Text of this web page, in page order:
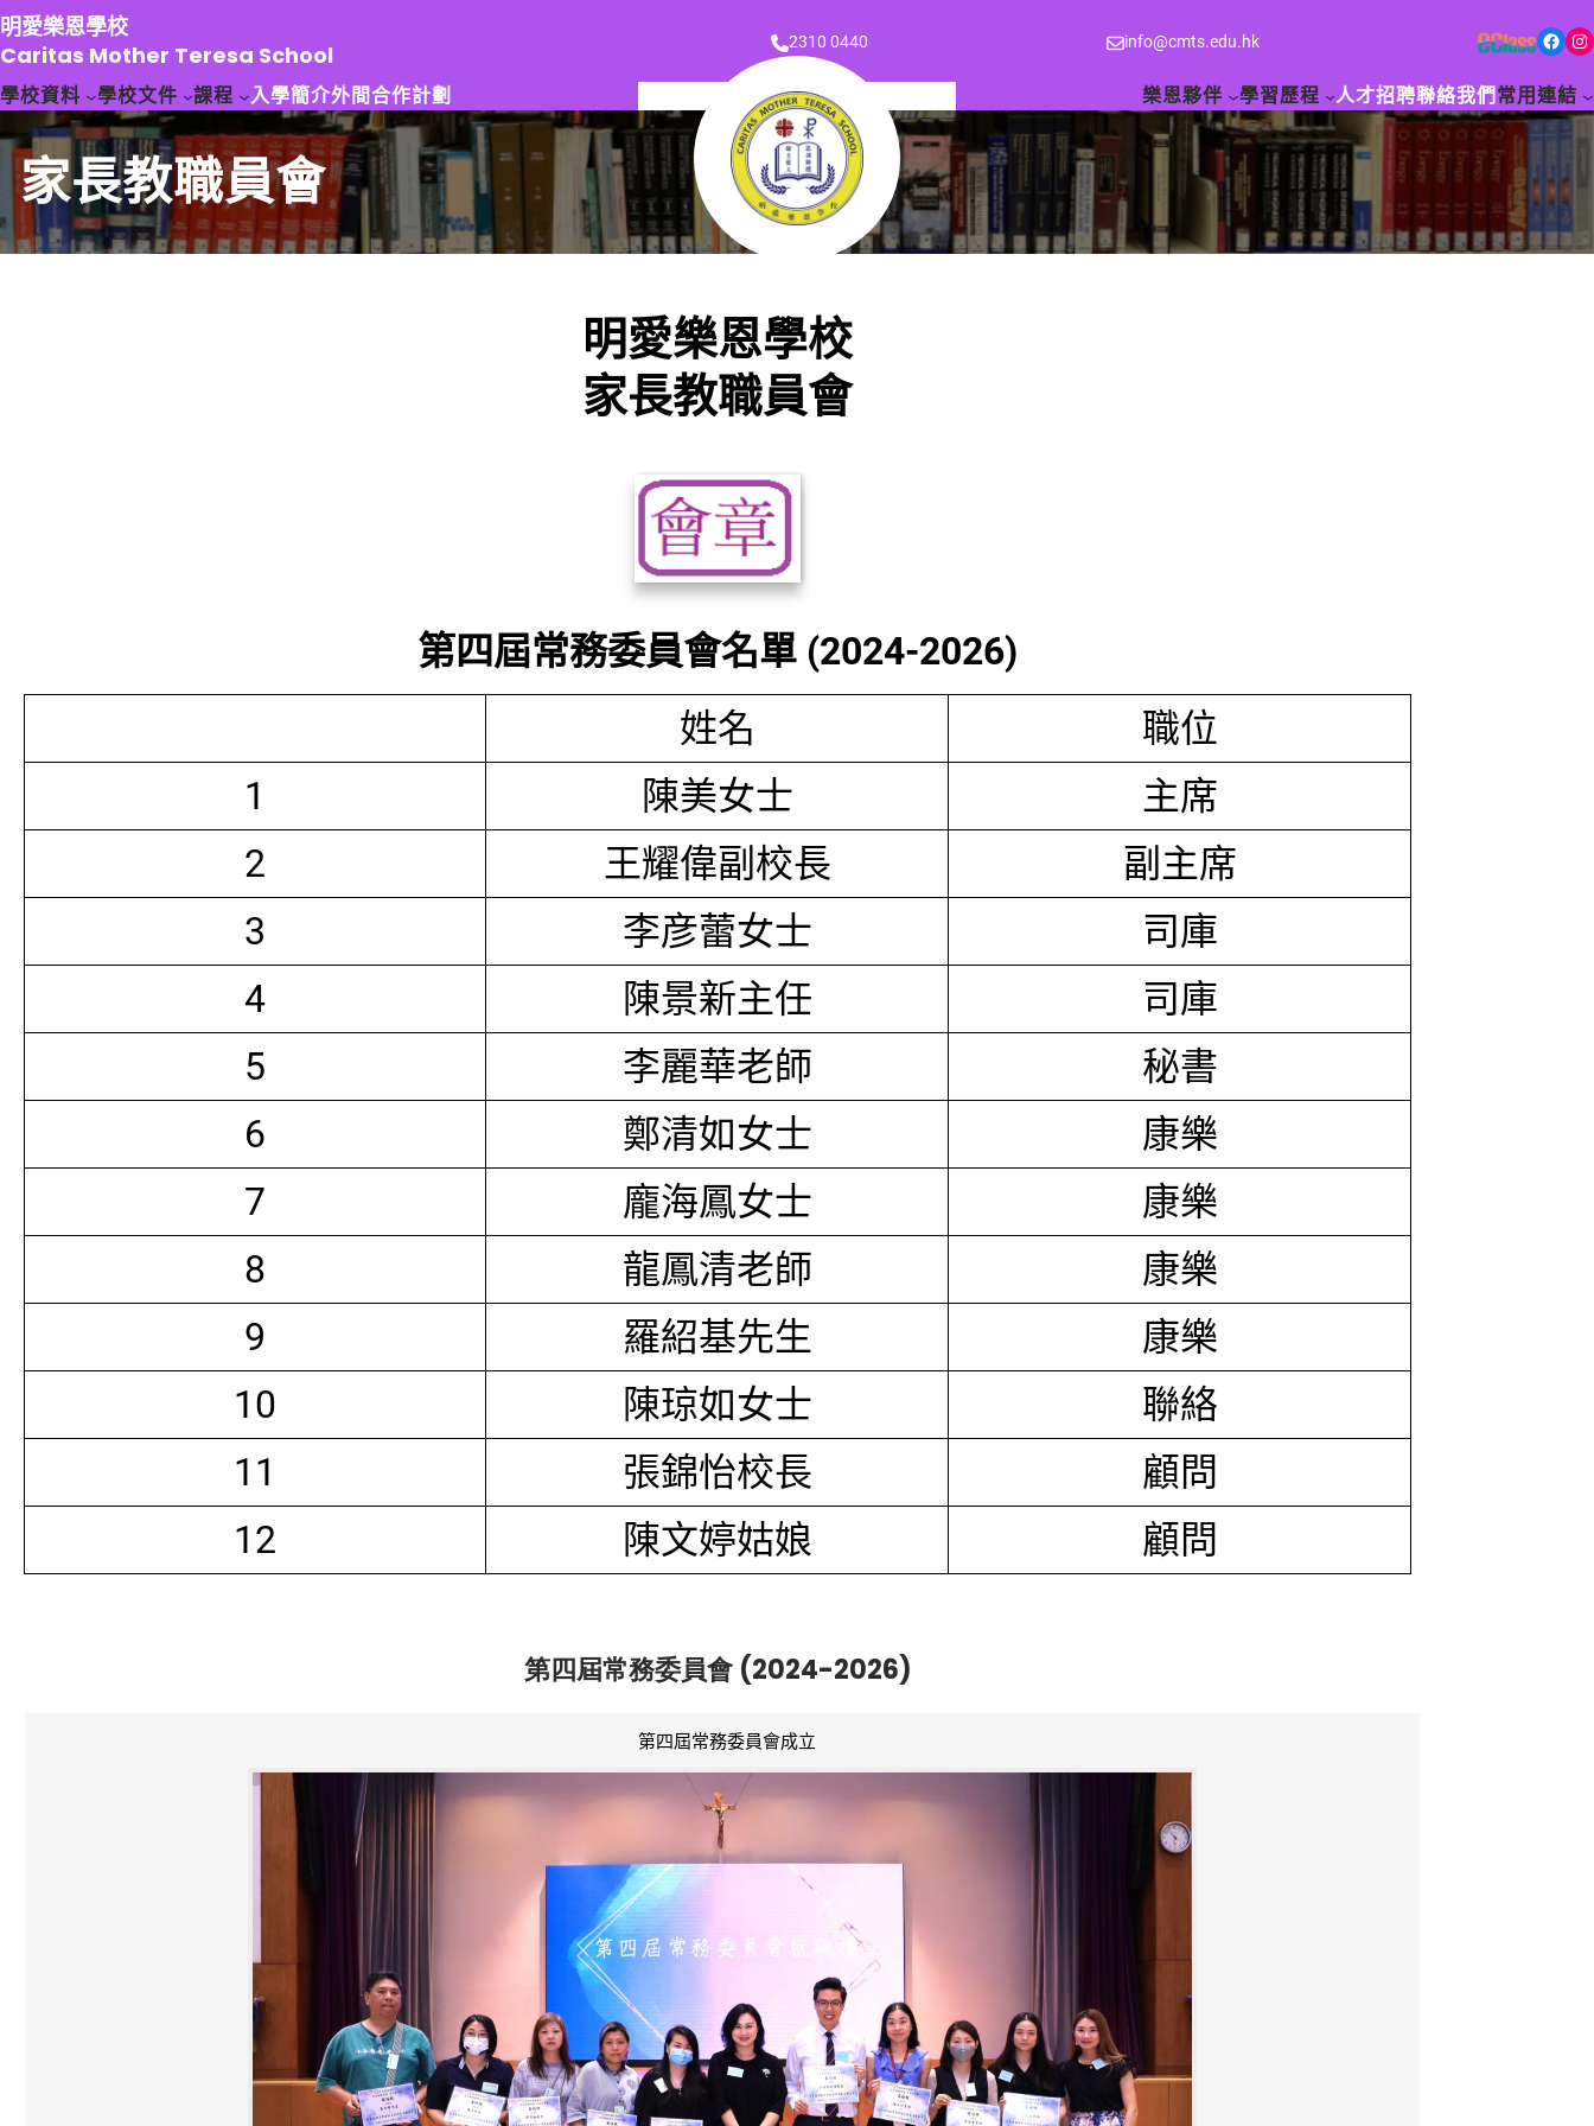
跳
至
主
要
容
明愛樂恩學校
Caritas Mother Teresa School
2310 0440 info@cmts.edu.hk Facebook Instagram
學校資料 學校文件 課程 入學簡介外間合作計劃 樂恩夥伴 學習歷程 人才招聘聯絡我們 常用連結
家長教職員會
明愛樂恩學校
家長教職員會
第四屆常務委員會名單 (2024-2026)
姓名
職位
1
陳美女士
主席
2
王耀偉副校長
副主席
3
李彦蕾女士
司庫
4
陳景新主任
司庫
5
李麗華老師
秘書
6
鄭清如女士
康樂
7
龐海鳳女士
康樂
8
龍鳳清老師
康樂
9
羅紹基先生
康樂
10
陳琼如女士
聯絡
11
張錦怡校長
顧問
12
陳文婷姑娘 顧問
第四屆常務委員會 (2024-2026)
第四屆常務委員會成立